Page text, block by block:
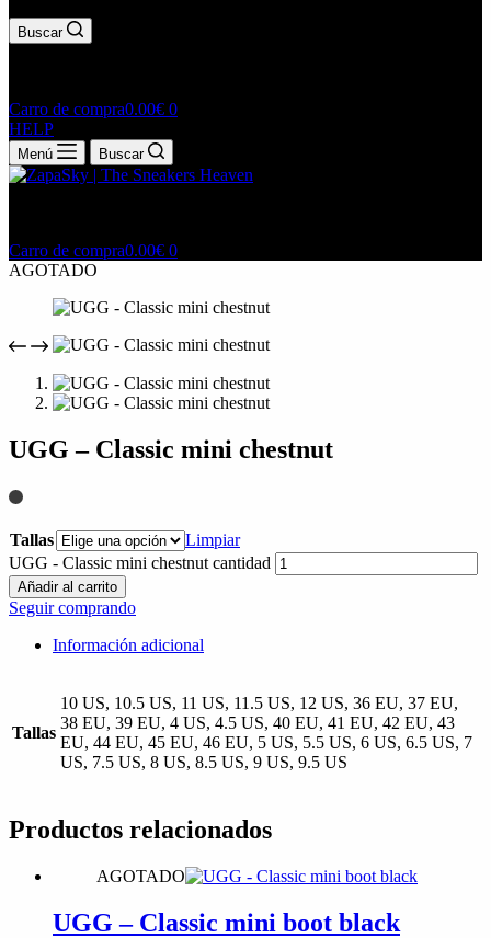
Buscar
Carro de compra0.00€ 0
HELP
Menú Buscar
Carro de compra0.00€ 0
AGOTADO
UGG – Classic mini chestnut
Tallas
Limpiar
UGG - Classic mini chestnut cantidad
Añadir al carrito
Seguir comprando
Información adicional
Tallas
10 US, 10.5 US, 11 US, 11.5 US, 12 US, 36 EU, 37 EU,
38 EU, 39 EU, 4 US, 4.5 US, 40 EU, 41 EU, 42 EU, 43
EU, 44 EU, 45 EU, 46 EU, 5 US, 5.5 US, 6 US, 6.5 US, 7
US, 7.5 US, 8 US, 8.5 US, 9 US, 9.5 US
Productos relacionados
AGOTADO
UGG – Classic mini boot black